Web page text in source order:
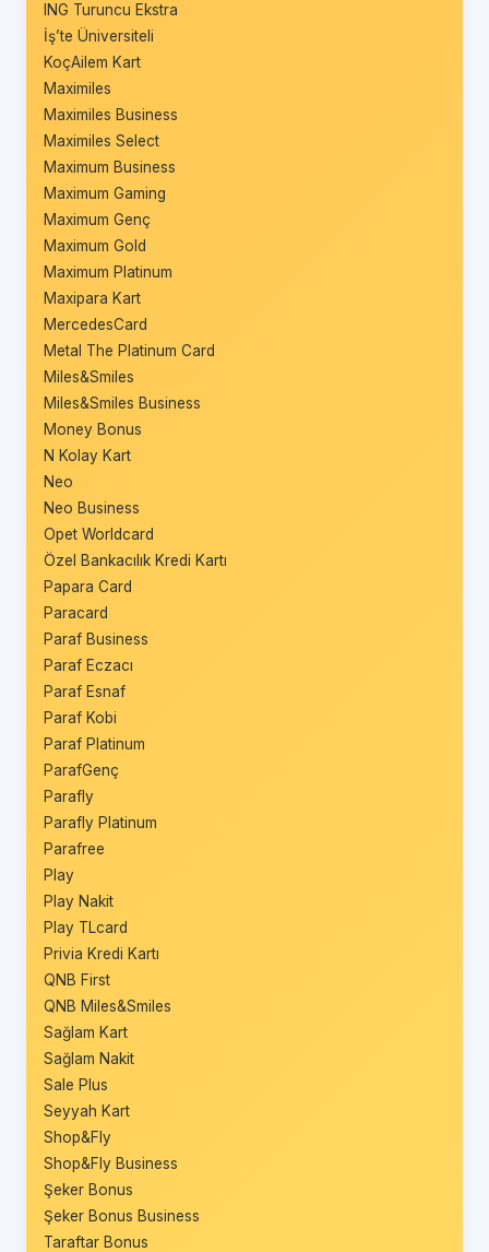
ING Turuncu Ekstra
İş’te Üniversiteli
KoçAilem Kart
Maximiles
Maximiles Business
Maximiles Select
Maximum Business
Maximum Gaming
Maximum Genç
Maximum Gold
Maximum Platinum
Maxipara Kart
MercedesCard
Metal The Platinum Card
Miles&Smiles
Miles&Smiles Business
Money Bonus
N Kolay Kart
Neo
Neo Business
Opet Worldcard
Özel Bankacılık Kredi Kartı
Papara Card
Paracard
Paraf Business
Paraf Eczacı
Paraf Esnaf
Paraf Kobi
Paraf Platinum
ParafGenç
Parafly
Parafly Platinum
Parafree
Play
Play Nakit
Play TLcard
Privia Kredi Kartı
QNB First
QNB Miles&Smiles
Sağlam Kart
Sağlam Nakit
Sale Plus
Seyyah Kart
Shop&Fly
Shop&Fly Business
Şeker Bonus
Şeker Bonus Business
Taraftar Bonus